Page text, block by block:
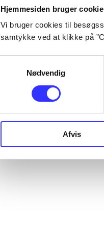
Hjemmesiden bruger
Vi bruger cookies til
samtykke ved at klikke på
Nødvendig
Afvis
...
...
...